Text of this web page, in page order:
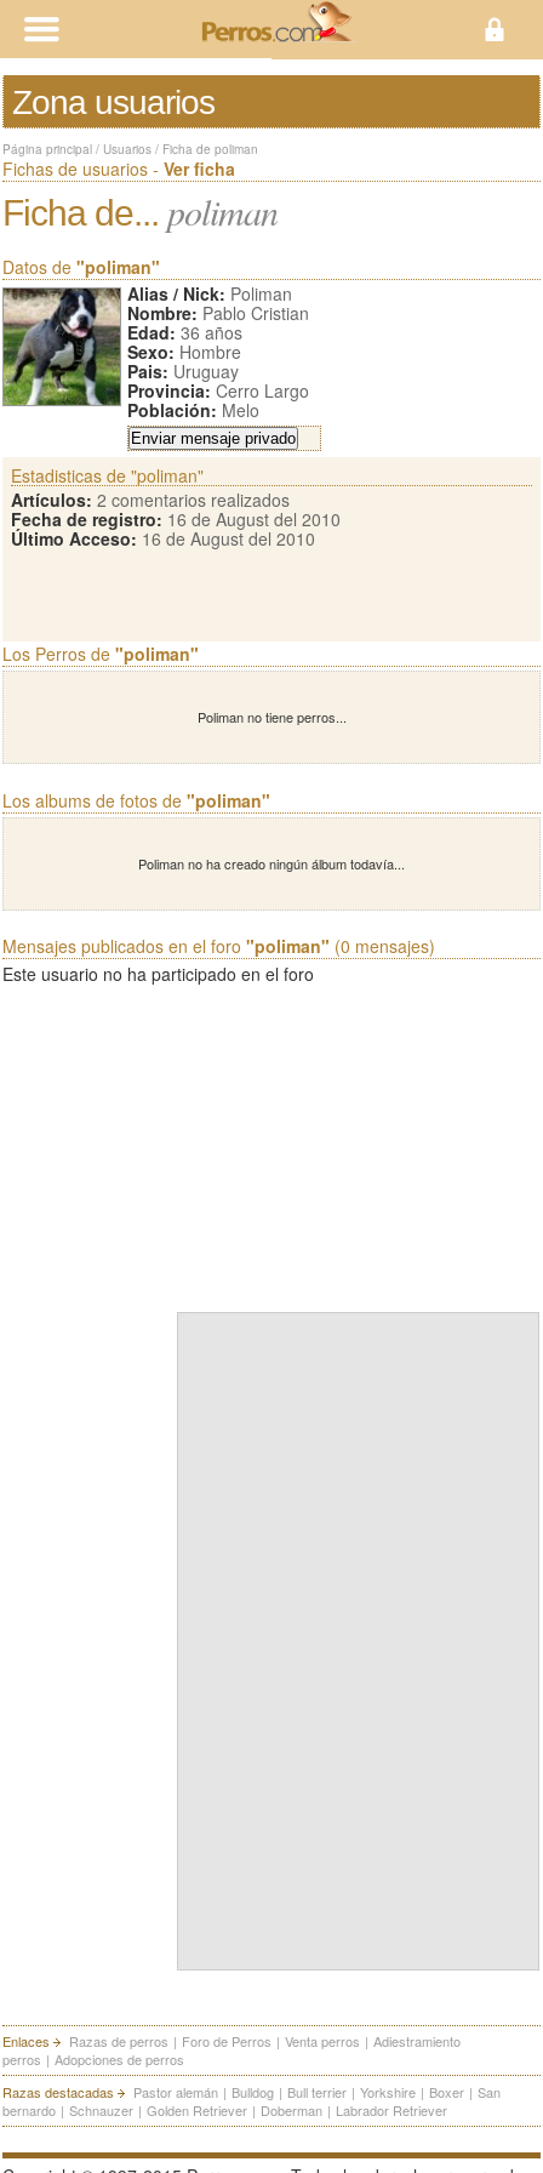
Zona usuarios
Página principal / Usuarios / Ficha de poliman
Fichas de usuarios - Ver ficha
Ficha de... poliman
Datos de "poliman"
Alias / Nick: Poliman
Nombre: Pablo Cristian
Edad: 36 años
Sexo: Hombre
Pais: Uruguay
Provincia: Cerro Largo
Población: Melo
Estadisticas de "poliman"
Artículos: 2 comentarios realizados
Fecha de registro: 16 de August del 2010
Último Acceso: 16 de August del 2010
Los Perros de "poliman"
Poliman no tiene perros...
Los albums de fotos de "poliman"
Poliman no ha creado ningún álbum todavía...
Mensajes publicados en el foro "poliman" (0 mensajes)
Este usuario no ha participado en el foro
Enlaces Razas de perros | Foro de Perros | Venta perros | Adiestramiento
perros | Adopciones de perros
Razas destacadas
Pastor alemán | Bulldog | Bull terrier | Yorkshire | Boxer | San
bernardo | Schnauzer | Golden Retriever | Doberman | Labrador Retriever